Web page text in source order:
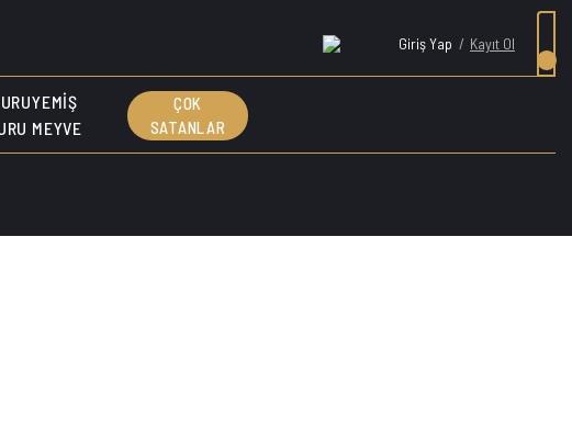
Giriş Yap / Kayıt Ol
MEYVE
ÇOK
SATANLAR